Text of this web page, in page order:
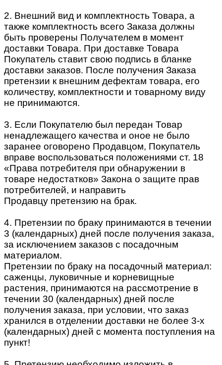
2. Внешний вид и комплектность Товара, а
также комплектность всего Заказа должны
быть проверены Получателем в момент
доставки Товара. При доставке Товара
Покупатель ставит свою подпись в бланке
доставки заказов. После получения Заказа
претензии к внешним дефектам товара, его
количеству, комплектности и товарному виду
не принимаются.
3. Если Покупателю был передан Товар
ненадлежащего качества и оное не было
заранее оговорено Продавцом, Покупатель
вправе воспользоваться положениями ст. 18
«Права потребителя при обнаружении в
товаре недостатков» Закона о защите прав
потребителей, и направить
Продавцу претензию на брак.
4. Претензии по браку принимаются в течении
3 (календарных) дней после получения заказа,
за исключением заказов с посадочным
материалом.
Претензии по браку на посадочный материал:
саженцы, луковичные и корневищные
растения, принимаются на рассмотрение в
течении 30 (календарных) дней после
получения заказа, при условии, что заказ
хранился в отделении доставки не более 3-х
(календарных) дней с момента поступления на
пункт!